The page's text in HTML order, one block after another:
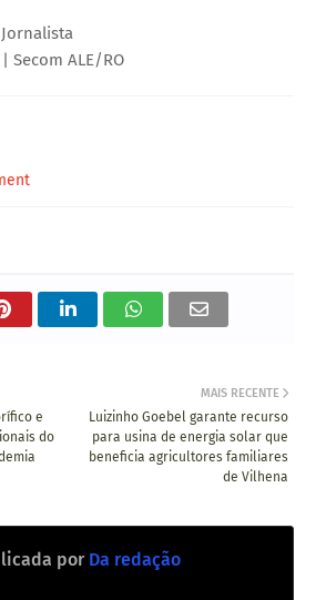
Secom ALE/RO
MAIS RECENTE
Luizinho Goebel garante recurso
para usina de energia solar que
beneficia agricultores familiares
de Vilhena
e
do
por Da redação